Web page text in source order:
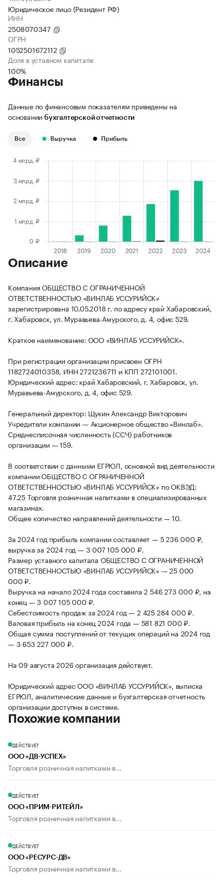
Юридическое лицо (Резидент РФ)
ИНН
2508070347
ОГРН
1052501672112
Доля в уставном капитале
100%
Финансы
Данные по финансовым показателям приведены на
основании бухгалтерской отчетности
Все Выручка Прибыль
Описание
Компания ОБЩЕСТВО С ОГРАНИЧЕННОЙ
ОТВЕТСТВЕННОСТЬЮ «ВИНЛАБ УССУРИЙСК»
зарегистрирована 10.05.2018 г. по адресу край Хабаровский,
г. Хабаровск, ул. Муравьева-Амурского, д. 4, офис 529.
Краткое наименование: ООО «ВИНЛАБ УССУРИЙСК».
При регистрации организации присвоен ОГРН
1182724010358, ИНН 2721236711 и КПП 272101001.
Юридический адрес: край Хабаровский, г. Хабаровск, ул.
Муравьева-Амурского, д. 4, офис 529.
Генеральный директор: Щукин Александр Викторович
Учредители компании — Акционерное общество «Винлаб».
Среднесписочная численность (ССЧ) работников
организации — 159.
В соответствии с данными ЕГРЮЛ, основной вид деятельности
компании ОБЩЕСТВО С ОГРАНИЧЕННОЙ
ОТВЕТСТВЕННОСТЬЮ «ВИНЛАБ УССУРИЙСК» по ОКВЭД:
47.25 Торговля розничная напитками в специализированных
магазинах.
Общее количество направлений деятельности — 10.
За 2024 год прибыль компании составляет — 5 236 000 ₽,
выручка за 2024 год — 3 007 105 000 ₽.
Размер уставного капитала ОБЩЕСТВО С ОГРАНИЧЕННОЙ
ОТВЕТСТВЕННОСТЬЮ «ВИНЛАБ УССУРИЙСК» — 25 000
000 ₽.
Выручка на начало 2024 года составила 2 546 273 000 ₽, на
конец — 3 007 105 000 ₽.
Себестоимость продаж за 2024 год — 2 425 284 000 ₽.
Валовая прибыль на конец 2024 года — 581 821 000 ₽.
Общая сумма поступлений от текущих операций на 2024 год
— 3 653 227 000 ₽.
На 09 августа 2026 организация действует.
Юридический адрес ООО «ВИНЛАБ УССУРИЙСК», выписка
ЕГРЮЛ, аналитические данные и бухгалтерская отчетность
организации доступны в системе.
Похожие компании
ДЕЙСТВУЕТ
ООО «ДВ-УСПЕХ»
Торговля розничная напитками в...
ДЕЙСТВУЕТ
ООО «ПРИМ-РИТЕЙЛ»
Торговля розничная напитками в...
ДЕЙСТВУЕТ
ООО «РЕСУРС-ДВ»
Торговля розничная напитками в...